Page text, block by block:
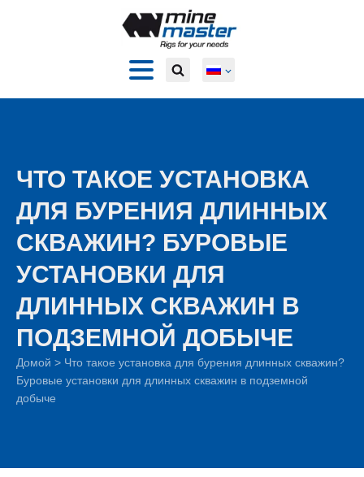
ЧТО ТАКОЕ УСТАНОВКА
ДЛЯ БУРЕНИЯ ДЛИННЫХ
СКВАЖИН? БУРОВЫЕ
УСТАНОВКИ ДЛЯ
ДЛИННЫХ СКВАЖИН В
ПОДЗЕМНОЙ ДОБЫЧЕ
Домой > Что такое установка для бурения длинных скважин?
Буровые установки для длинных скважин в подземной
добыче